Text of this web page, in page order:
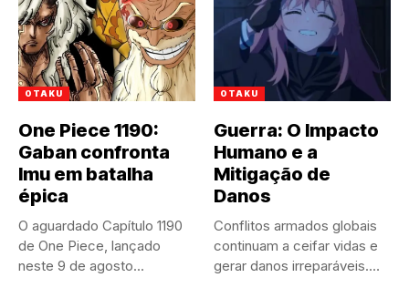
OTAKU
One Piece 1190:
Gaban confronta
Imu em batalha
épica
O aguardado Capítulo 1190
de One Piece, lançado
neste 9 de agosto...
OTAKU
Guerra: O Impacto
Humano e a
Mitigação de
Danos
Conflitos armados globais
continuam a ceifar vidas e
gerar danos irreparáveis.